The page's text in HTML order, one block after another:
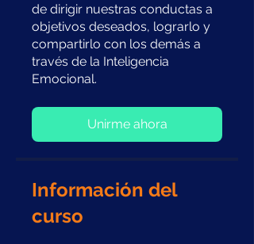
de dirigir nuestras conductas a
objetivos deseados, lograrlo y
compartirlo con los demás a
través de la Inteligencia
Unirme ahora
Información del
curso